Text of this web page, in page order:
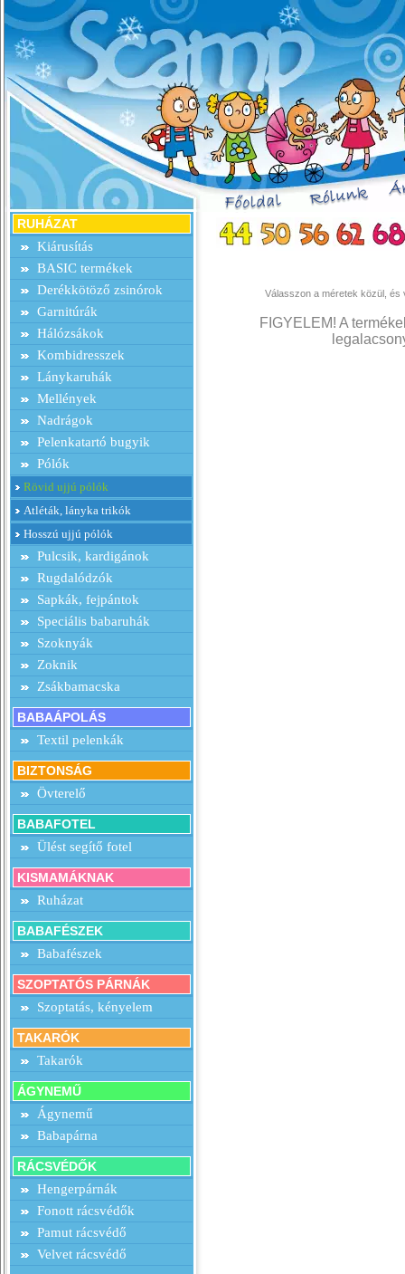
RUHÁZAT
Kiárusítás
BASIC termékek
Derékkötöző zsinórok
Garnitúrák
Hálózsákok
Kombidresszek
Lánykaruhák
Mellények
Nadrágok
Pelenkatartó bugyik
Pólók
Rövid ujjú pólók
Atléták, lányka trikók
Hosszú ujjú pólók
Pulcsik, kardigánok
Rugdalódzók
Sapkák, fejpántok
Speciális babaruhák
Szoknyák
Zoknik
Zsákbamacska
BABAÁPOLÁS
Textil pelenkák
BIZTONSÁG
Övterelő
BABAFOTEL
Ülést segítő fotel
KISMAMÁKNAK
Ruházat
BABAFÉSZEK
Babafészek
SZOPTATÓS PÁRNÁK
Szoptatás, kényelem
TAKARÓK
Takarók
ÁGYNEMŰ
Ágynemű
Babapárna
RÁCSVÉDŐK
Hengerpárnák
Fonott rácsvédők
Pamut rácsvédő
Velvet rácsvédő
Válasszon a méretek közül, és
FIGYELEM! A